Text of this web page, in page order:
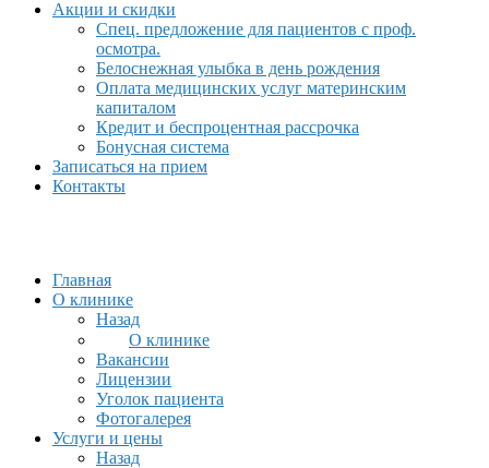
Акции и скидки
Спец. предложение для пациентов с проф.
осмотра.
Белоснежная улыбка в день рождения
Оплата медицинских услуг материнским
капиталом
Кредит и беспроцентная рассрочка
Бонусная система
Записаться на прием
Контакты
Главная
О клинике
Назад
О клинике
Вакансии
Лицензии
Уголок пациента
Фотогалерея
Услуги и цены
Назад